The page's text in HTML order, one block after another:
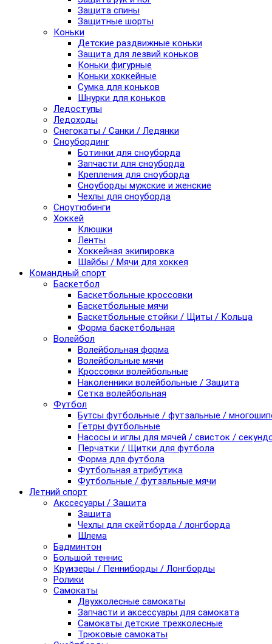
Защита спины
Защитные шорты
Коньки
Детские раздвижные коньки
Защита для лезвий коньков
Коньки фигурные
Коньки хоккейные
Сумка для коньков
Шнурки для коньков
Ледоступы
Ледоходы
Снегокаты / Санки / Ледянки
Сноубординг
Ботинки для сноуборда
Запчасти для сноуборда
Крепления для сноуборда
Сноуборды мужские и женские
Чехлы для сноуборда
Сноутюбинги
Хоккей
Клюшки
Ленты
Хоккейная экипировка
Шайбы / Мячи для хоккея
Командный спорт
Баскетбол
Баскетбольные кроссовки
Баскетбольные мячи
Баскетбольные стойки / Щиты / Кольца
Форма баскетбольная
Волейбол
Волейбольная форма
Волейбольные мячи
Кроссовки волейбольные
Наколенники волейбольные / Защита
Сетка волейбольная
Футбол
Бутсы футбольные / футзальные /
Гетры футбольные
Насосы и иглы для мячей / свисток /
Перчатки / Щитки для футбола
Форма для футбола
Футбольная атрибутика
Футбольные / футзальные мячи
Летний спорт
Акссесуары / Защита
Защита
Чехлы для скейтборда / лонгборда
Шлема
Бадминтон
Большой теннис
Круизеры / Пенниборды / Лонгборды
Ролики
Самокаты
Двухколесные самокаты
Запчасти и аксессуары для самоката
Самокаты детские трехколесные
Трюковые самокаты